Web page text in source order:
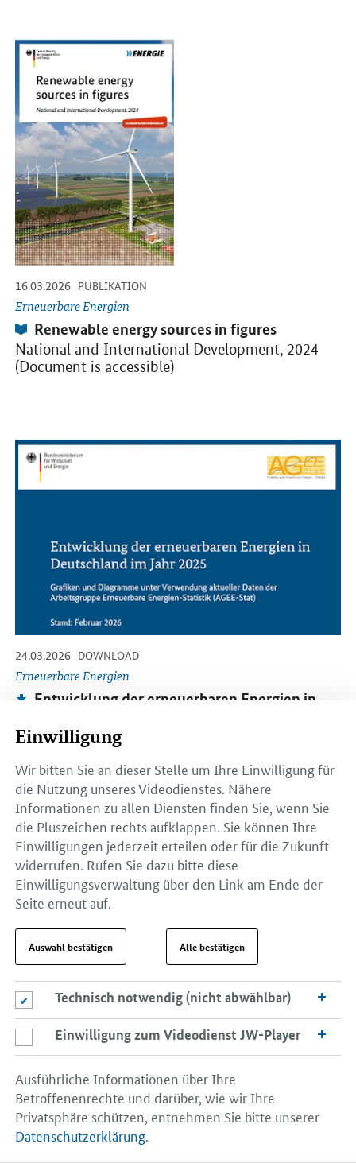
16.03.2026 -
PUBLIKATION
Erneuerbare Energien
Publikation:
Renewable energy sources in figures
National and International Development, 2024
(Document is accessible)
Öffnet PDF "Renewable energy sources in figures" in neuem
24.03.2026 -
DOWNLOAD-
Erneuerbare Energien
Publikation:
Entwicklung der erneuerbaren Energien in
Status: Februar 2026 (Dokument ist barrierefrei)
PDF, 2 MB
Öffnet PDF "Entwicklung der erneuerbaren Energien in
24.03.2026 -PDF-
Erneuerbare Energien
Publikation:
Development of Renewable Energy Sources
in Germany in the year 2025
Status: February 2026 (document is accessible)
PDF,2 MB
Öffnet PDF "Development of Renewable Energy Sources in
Einwilligung
Wir bitten Sie an dieser Stelle um Ihre Einwilligung für
die Nutzung unseres Videodienstes. Nähere
Informationen zu allen Diensten finden Sie, wenn Sie
die Pluszeichen rechts aufklappen. Sie können Ihre
Einwilligungen jederzeit erteilen oder für die Zukunft
widerrufen. Rufen Sie dazu bitte diese
Einwilligungsverwaltung über den Link am Ende der
Seite erneut auf.
Auswahl bestätigen Alle bestätigen
Technisch notwendig (nicht abwählbar)
Technisch notwendig (nicht abwählbar)
Einwilligung zum Videodienst JW-Player
Einwilligung zum Videodienst JW-Player
Ausführliche Informationen über Ihre
Betroffenenrechte und darüber, wie wir Ihre
Privatsphäre schützen, entnehmen Sie bitte unserer
Datenschutzerklärung.